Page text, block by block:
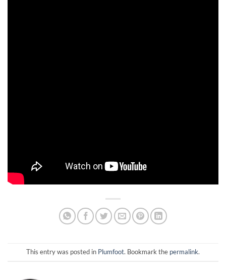
This entry was posted in Plumfoot. Bookmark the permalink.